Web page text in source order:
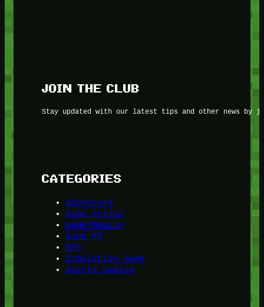
JOIN THE CLUB
Stay updated with our latest tips and other news by
CATEGORIES
Adventure
Game Action
Game Mobile
Game PC
RPG
Simulation Game
Sports Gaming